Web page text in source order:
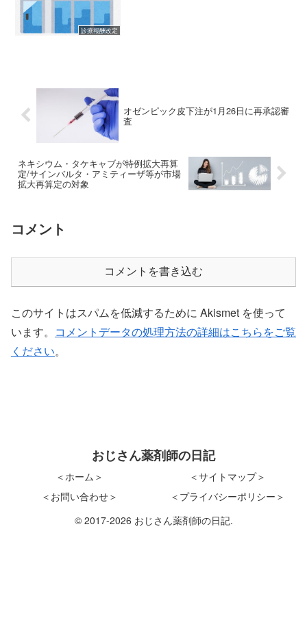
診療報酬改定
オゼンピック皮下注が1月26日に再承認審
査
ネキシウム・タケキャブが特例拡大再算
定/サインバルタ・アミティーザ等が市場
拡大再算定の対象
コメント
コメントを書き込む
このサイトはスパムを低減するために Akismet を使って
います。 コメントデータの処理方法の詳細はこちらをご覧
ください。
おじさん薬剤師の日記
＜ホーム＞
＜サイトマップ＞
＜お問い合わせ＞
＜プライバシーポリシー＞
© 2017-2026 おじさん薬剤師の日記.